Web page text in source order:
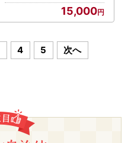
15,000
4 5 次へ